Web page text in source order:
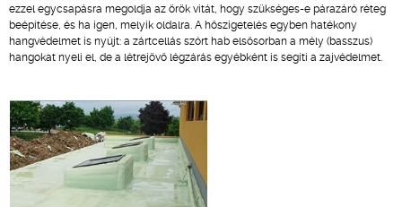
ezzel egycsapásra megoldja az örök vitát, hogy szükséges-e párazáró réteg
beépítése, és ha igen, melyik oldalra. A hőszigetelés egyben hatékony
hangvédelmet is nyújt: a zártcellás szórt hab elsősorban a mély (basszus)
hangokat nyeli el, de a létrejövő légzárás egyébként is segíti a zajvédelmet.